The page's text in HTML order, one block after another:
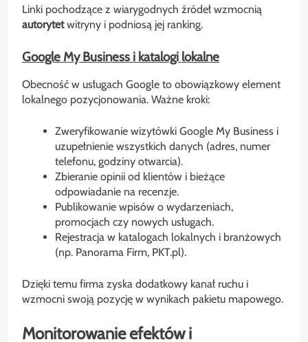
Linki pochodzące z wiarygodnych źródeł wzmocnią
autorytetwitryny i podniosą jej ranking.
Google My Business i katalogi lokalne
Obecność w usługach Google to obowiązkowy element
lokalnego pozycjonowania. Ważne kroki:
Zweryfikowanie wizytówki Google My Business i
uzupełnienie wszystkich danych (adres, numer
telefonu, godziny otwarcia).
Zbieranie opinii od klientów i bieżące
odpowiadanie na recenzje.
Publikowanie wpisów o wydarzeniach,
promocjach czy nowych usługach.
Rejestracja w katalogach lokalnych i branżowych
(np. Panorama Firm, PKT.pl).
Dzięki temu firma zyska dodatkowy kanał ruchu i
wzmocni swoją pozycję w wynikach pakietu mapowego.
Monitorowanie efektów i